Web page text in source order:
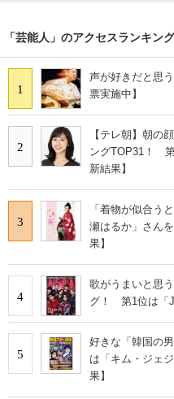
「芸能人」のアクセスランキング
1
声が好きだと思
票実施中】
2
【テレ朝】朝の
ングTOP31！
新結果】
3
「着物が似合う
瀬はるか」さん
果】
4
歌がうまいと思
グ！ 第1位は「
5
好きな「韓国の
は「キム・ジェ
果】